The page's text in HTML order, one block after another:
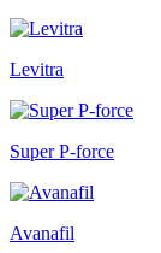
Levitra
Super P-force
Avanafil